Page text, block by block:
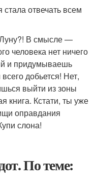
стала отвечать всем
В смысле —
человека нет ничего
и придумываешь
добьется! Нет,
выйти из зоны
книга. Кстати, ты уже
оправдания
слона!
По теме: